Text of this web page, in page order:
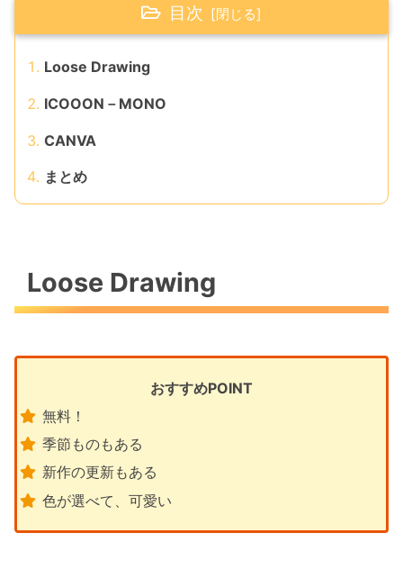
目次
Loose Drawing
ICOOON－MONO
CANVA
まとめ
Loose Drawing
おすすめPOINT
無料！
季節ものもある
新作の更新もある
色が選べて、可愛い